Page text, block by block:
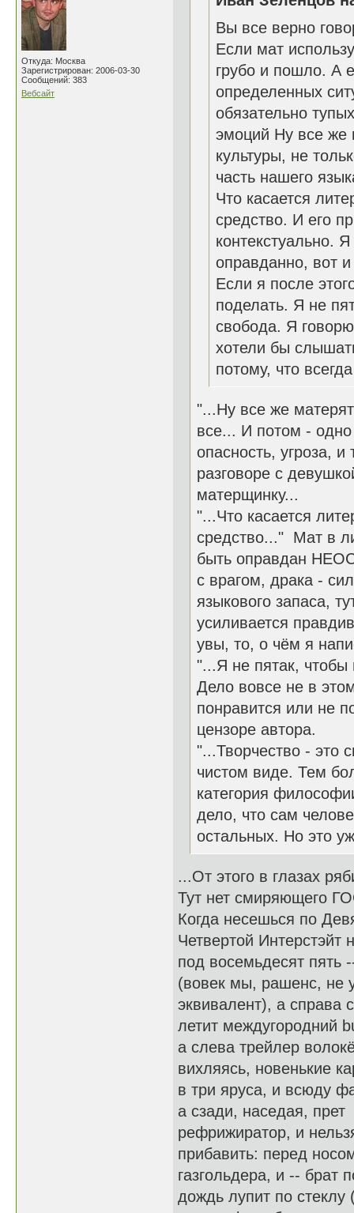
Откуда: Москва
Зарегистрирован: 2006-03-30
Сообщений: 383
Вебсайт
Вы все верно
Если мат
грубо и пошло. А
определенных
обязательно
эмоций Ну все же
культуры, не
часть нашего
Что касается
средство. И его
контекстуально.
оправданно, вот
Если я после
поделать. Я не
свобода. Я говорю
хотели бы
потому, что
"...Ну все же
все... И потом - одно
опасность, угроза,
разговоре с
матерщинку...
"...Что касается
средство..." Мат в
быть оправдан
с врагом, драка -
языкового запаса,
усиливается
увы, то, о чём я
"...Я не пятак,
Дело вовсе не в
понравится или не
цензоре автора.
"...Творчество - это
чистом виде. Тем
категория
дело, что сам
остальных. Но это
...От этого в глазах
Тут нет смиряющего
Когда несешься по
Четвертой Интерстэйт
под восемьдесят пять
(вовек мы, рашенс, не
эквивалент), а справа
летит междугородний
а слева трейлер
вихляясь, новенькие
в три яруса, и всюду
а сзади, наседая, прет
рефрижиратор, и
прибавить: перед
газгольдера, и -- брат
дождь лупит по стеклу